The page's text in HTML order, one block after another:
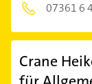
07361 6
Crane